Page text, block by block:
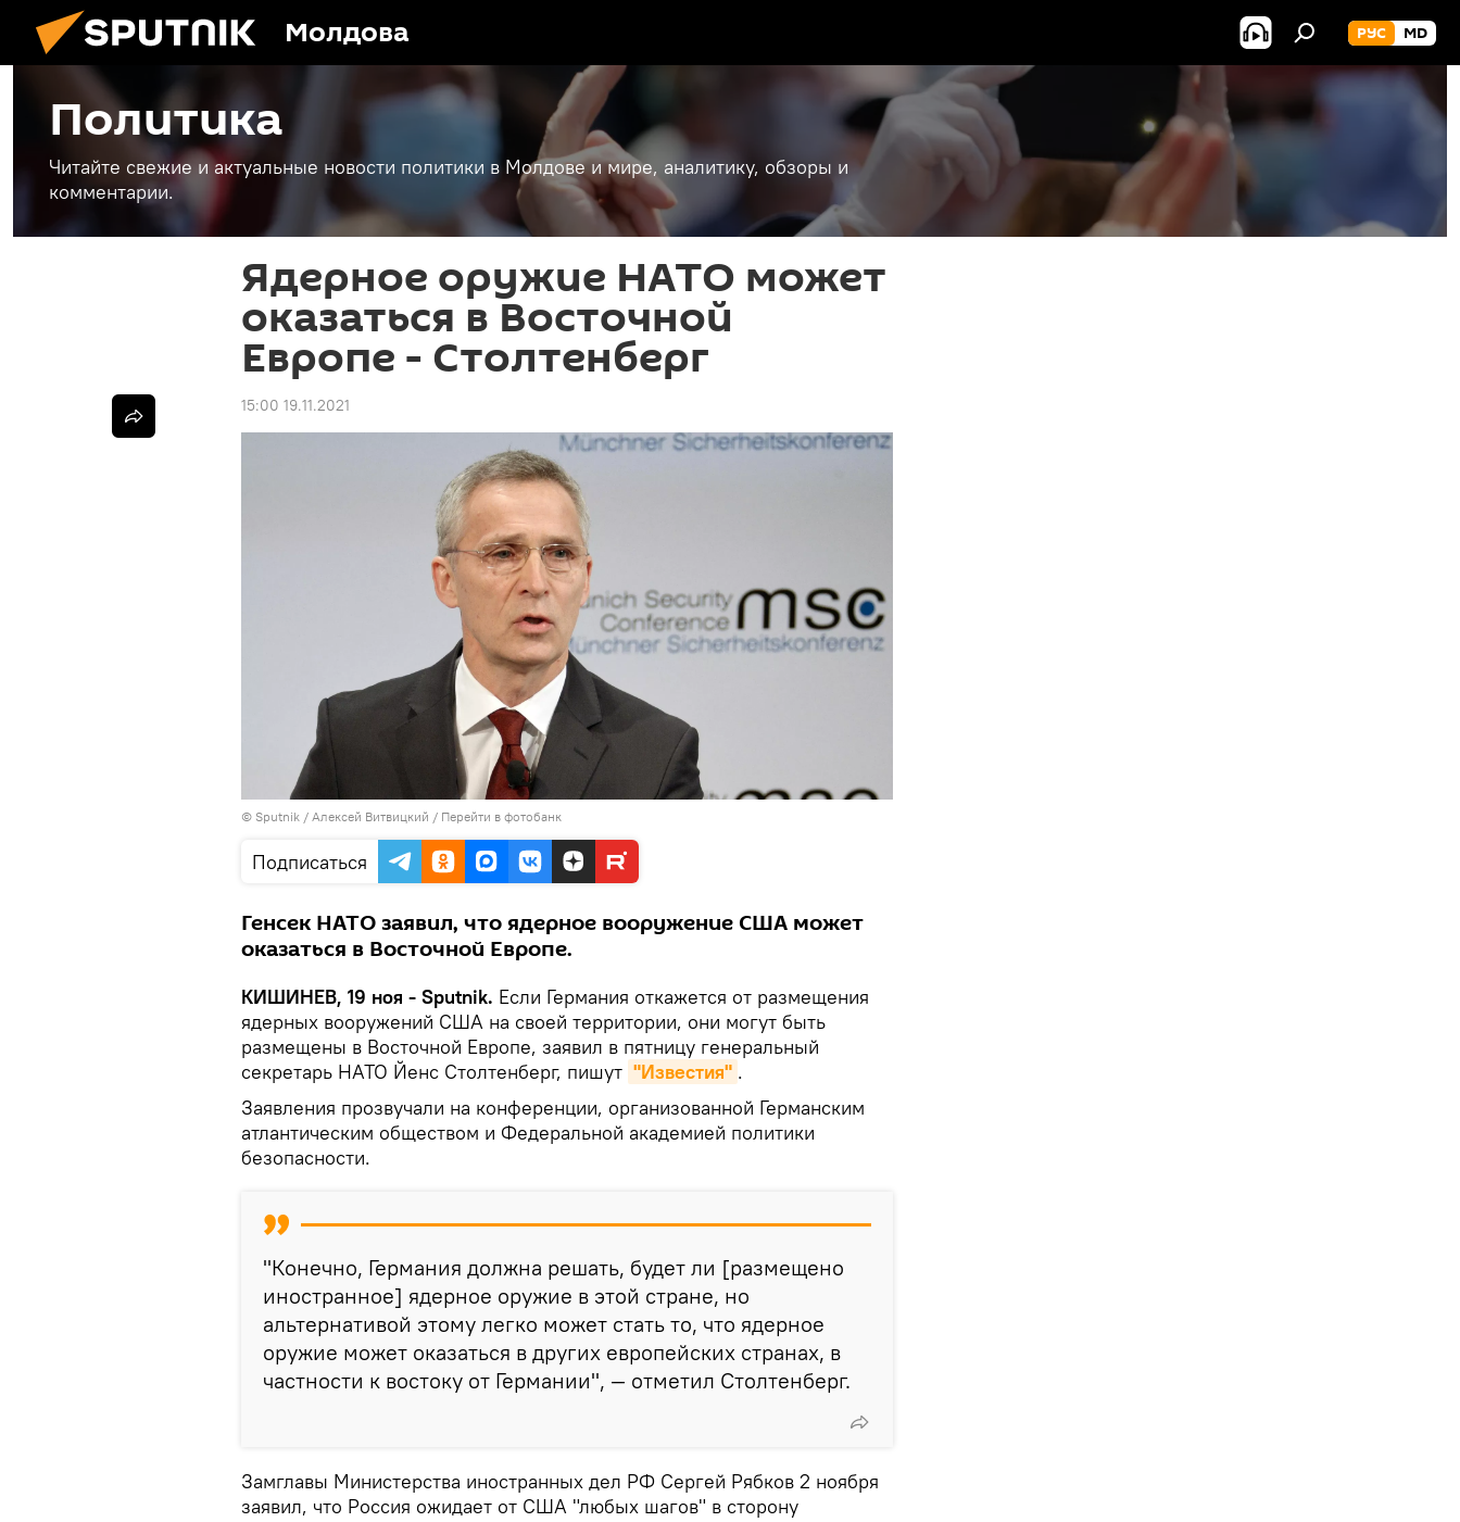
Молдова РУС MD
Политика
Читайте свежие и актуальные новости политики в Молдове и мире, аналитику, обзоры и
комментарии.
Ядерное оружие НАТО может
оказаться в Восточной
Европе - Столтенберг
15:00 19.11.2021
© Sputnik / Алексей Витвицкий / Перейти в фотобанк
Подписаться
Генсек НАТО заявил, что ядерное вооружение США может
оказаться в Восточной Европе.
КИШИНЕВ, 19 ноя - Sputnik. Если Германия откажется от размещения
ядерных вооружений США на своей территории, они могут быть
размещены в Восточной Европе, заявил в пятницу генеральный
секретарь НАТО Йенс Столтенберг, пишут "Известия" .
Заявления прозвучали на конференции, организованной Германским
атлантическим обществом и Федеральной академией политики
безопасности.
"Конечно, Германия должна решать, будет ли [размещено
иностранное] ядерное оружие в этой стране, но
альтернативой этому легко может стать то, что ядерное
оружие может оказаться в других европейских странах, в
частности к востоку от Германии", — отметил Столтенберг.
Замглавы Министерства иностранных дел РФ Сергей Рябков 2 ноября
заявил, что Россия ожидает от США "любых шагов" в сторону